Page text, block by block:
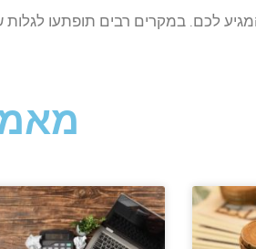
לכם. במקרים רבים תופתעו